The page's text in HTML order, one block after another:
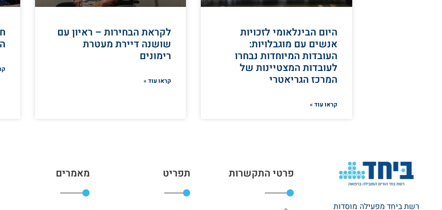
היום הבינלאומי לזכויות
אנשים עם מוגבלויות:
העובדות המיוחדות נבחרו
לעובדות המצטיינות של
המרכז הגריאטרי
קראו עוד »
לקראת הבחירות – ראיון עם
שושנה דיירת מעטרת
רימונים
קראו עוד »
רשת ביחד מפעילה מוסדות
פרטי התקשרות תפריט מאמרים